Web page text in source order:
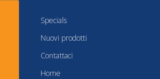
Specials
Nuovi prodotti
Contattaci
Home